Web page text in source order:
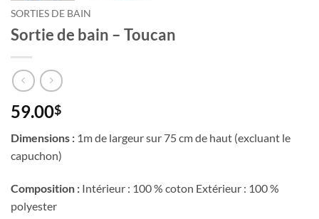
SORTIES DE BAIN
Sortie de bain – Toucan
59.00$
Dimensions : 1m de largeur sur 75 cm de haut (excluant le
capuchon)
Composition : Intérieur : 100 % coton Extérieur : 100 %
polyester